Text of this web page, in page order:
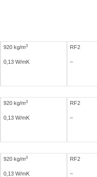
920 kg/m3 RF2
0,13 W/mK –
920 kg/m3 RF2
0,13 W/mK –
920 kg/m3 RF2
0,13 W/mK –